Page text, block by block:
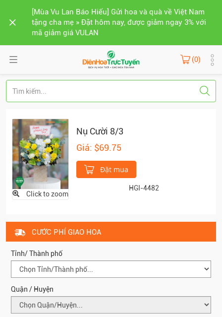
[Mùa Vu Lan Báo Hiếu] Gửi hoa và quà về Việt Nam
tặng cha mẹ » Đặt hôm nay, được giảm ngay 3% với
mã giảm giá VULAN
(0)
Click to zoom
Nụ Cười 8/3
Giá: $69.75
Đặt mua
HGI-4482
CƯỚC PHÍ GIAO HOA
Tỉnh/ Thành phố
Quận / Huyện